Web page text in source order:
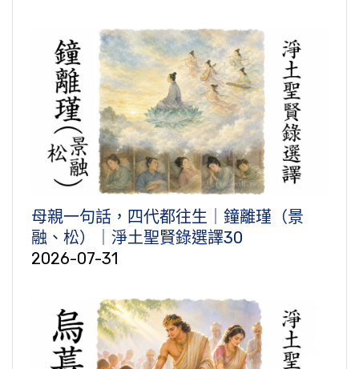
母親一句話，四代都往生｜鐘離瑾（景
融、松）｜淨土聖賢錄選譯30
2026-07-31